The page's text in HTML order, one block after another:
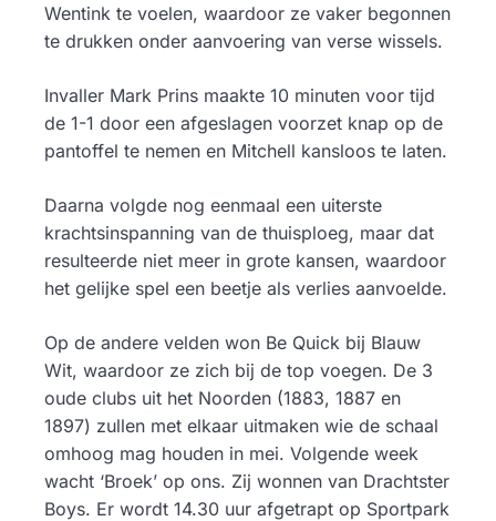
Wentink te voelen, waardoor ze vaker begonnen
te drukken onder aanvoering van verse wissels.
Invaller Mark Prins maakte 10 minuten voor tijd
de 1-1 door een afgeslagen voorzet knap op de
pantoffel te nemen en Mitchell kansloos te laten.
Daarna volgde nog eenmaal een uiterste
krachtsinspanning van de thuisploeg, maar dat
resulteerde niet meer in grote kansen, waardoor
het gelijke spel een beetje als verlies aanvoelde.
Op de andere velden won Be Quick bij Blauw
Wit, waardoor ze zich bij de top voegen. De 3
oude clubs uit het Noorden (1883, 1887 en
1897) zullen met elkaar uitmaken wie de schaal
omhoog mag houden in mei. Volgende week
wacht ‘Broek’ op ons. Zij wonnen van Drachtster
Boys. Er wordt 14.30 uur afgetrapt op Sportpark